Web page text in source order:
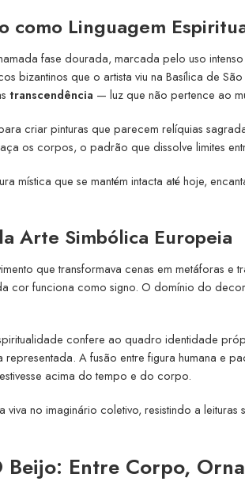
como Linguagem
fase dourada, marcada pelo uso
bizantinos que o artista viu na Basílica de
transcendência — luz que não pertence ao
criar pinturas que parecem relíquias
os corpos, o padrão que dissolve limites
mística que se mantém intacta até hoje,
Arte Simbólica Europeia
que transformava cenas em metáforas e
funciona como signo. O domínio do
confere ao quadro identidade
A fusão entre figura humana e
acima do tempo e do corpo.
no imaginário coletivo, resistindo a
Beijo: Entre Corpo,